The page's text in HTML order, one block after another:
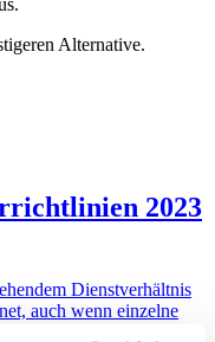
Alternative.
2023
Dienstverhältnis
auch wenn einzelne